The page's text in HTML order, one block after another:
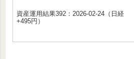
資産運用結果392：2026-02-24（日経
+495円）